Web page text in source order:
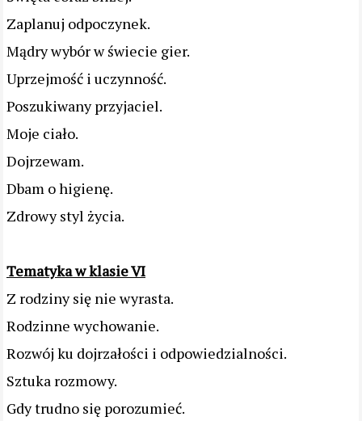
Zaplanuj odpoczynek.
Mądry wybór w świecie gier.
Uprzejmość i uczynność.
Poszukiwany przyjaciel.
Moje ciało.
Dojrzewam.
Dbam o higienę.
Zdrowy styl życia.
Tematyka w klasie VI
Z rodziny się nie wyrasta.
Rodzinne wychowanie.
Rozwój ku dojrzałości i odpowiedzialności.
Sztuka rozmowy.
Gdy trudno się porozumieć.